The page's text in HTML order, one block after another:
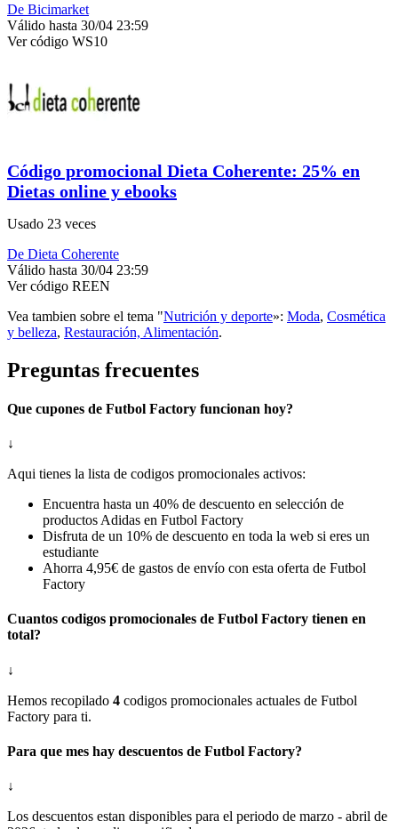
De Bicimarket
Válido hasta 30/04 23:59
Ver código WS10
Código promocional Dieta Coherente: 25% en
Dietas online y ebooks
Usado 23 veces
De Dieta Coherente
Válido hasta 30/04 23:59
Ver código REEN
Vea tambien sobre el tema "Nutrición y deporte»: Moda, Cosmética
y belleza, Restauración, Alimentación.
Preguntas frecuentes
Que cupones de Futbol Factory funcionan hoy?
↓
Aqui tienes la lista de codigos promocionales activos:
Encuentra hasta un 40% de descuento en selección de
productos Adidas en Futbol Factory
Disfruta de un 10% de descuento en toda la web si eres un
estudiante
Ahorra 4,95€ de gastos de envío con esta oferta de Futbol
Factory
Cuantos codigos promocionales de Futbol Factory tienen en
total?
↓
Hemos recopilado 4 codigos promocionales actuales de Futbol
Factory para ti.
Para que mes hay descuentos de Futbol Factory?
↓
Los descuentos estan disponibles para el periodo de marzo - abril de